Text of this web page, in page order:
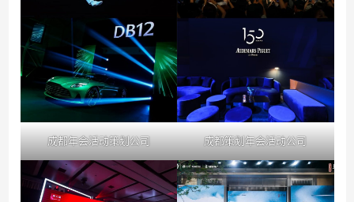
成都年会活动策划公司 成都策划年会活动公司